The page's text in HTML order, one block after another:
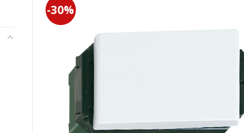
-30%